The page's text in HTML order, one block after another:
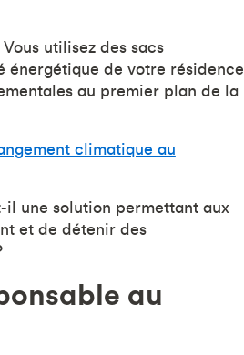
utilisez des sacs
de votre résidence
au premier plan de la
climatique au
il une solution permettant aux
et de détenir des
au